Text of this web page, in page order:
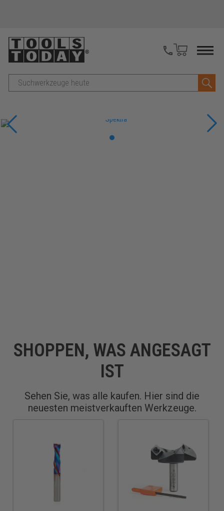
Suche
SHOPPEN, WAS ANGESAGT
IST
Sehen Sie, was alle kaufen. Hier sind die
neuesten meistverkauften Werkzeuge.